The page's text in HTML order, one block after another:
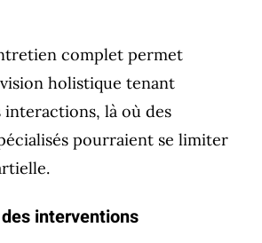
complet permet
holistique tenant
là où des
pourraient se limiter
interventions